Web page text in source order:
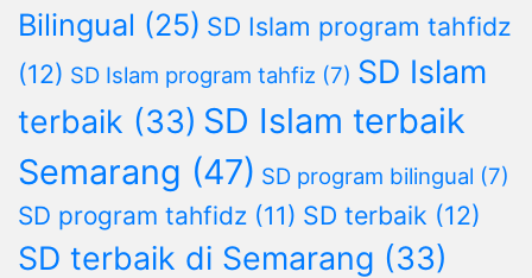
Bilingual (25) SD Islam program tahfidz
(12) SD Islam program tahfiz (7) SD Islam
terbaik (33) SD Islam terbaik
Semarang (47) SD program bilingual (7)
SD program tahfidz (11) SD terbaik (12)
SD terbaik di Semarang (33)